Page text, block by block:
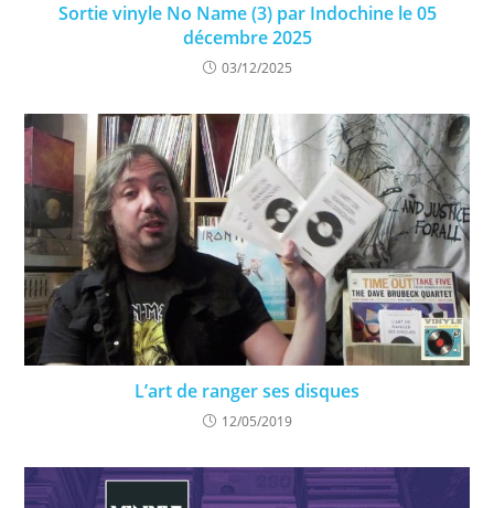
Sortie vinyle No Name (3) par Indochine le 05
décembre 2025
03/12/2025
L’art de ranger ses disques
12/05/2019